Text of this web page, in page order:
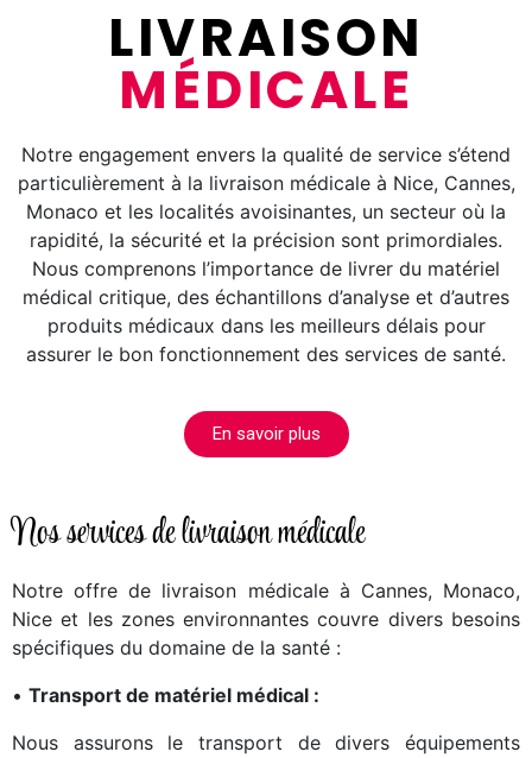
LIVRAISON
MÉDICALE
Notre engagement envers la qualité de service s’étend
particulièrement à la livraison médicale à Nice, Cannes,
Monaco et les localités avoisinantes, un secteur où la
rapidité, la sécurité et la précision sont primordiales.
Nous comprenons l’importance de livrer du matériel
médical critique, des échantillons d’analyse et d’autres
produits médicaux dans les meilleurs délais pour
assurer le bon fonctionnement des services de santé.
En savoir plus
Nos services de livraison médicale
Notre offre de livraison médicale à Cannes, Monaco,
Nice et les zones environnantes couvre divers besoins
spécifiques du domaine de la santé :
• Transport de matériel médical :
Nous assurons le transport de divers équipements